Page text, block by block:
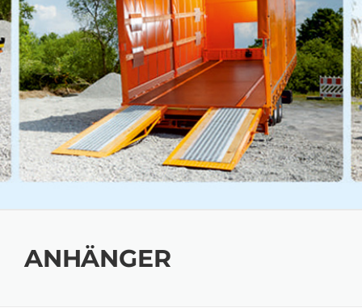
ANHÄNGER